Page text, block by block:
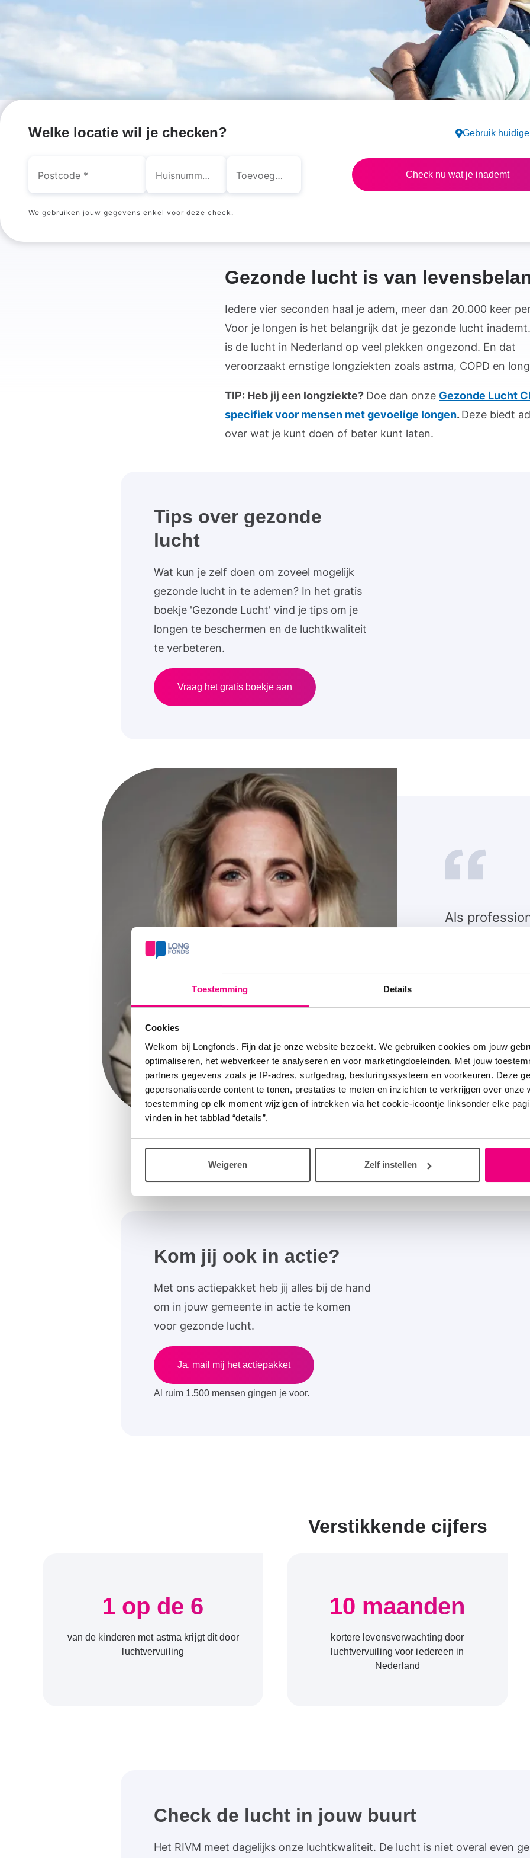
Toestemming Details
Cookies
Welkom bij Longfonds. Fijn dat je onze website bezoekt. We gebruiken cookies om jouw
optimaliseren, het webverkeer te analyseren en voor marketingdoeleinden. Met jouw
partners gegevens zoals je IP-adres, surfgedrag, besturingssysteem en voorkeuren. Deze
gepersonaliseerde content te tonen, prestaties te meten en inzichten te verkrijgen over onze
toestemming op elk moment wijzigen of intrekken via het cookie-icoontje linksonder elke
vinden in het tabblad “details”.
Weigeren Zelf instellen
Hoe
gezond
is de
lucht
bij
jou?
Welke locatie wil je checken?
Postcode Huisnummer Toevoeging Check nu wat je inademt
We gebruiken jouw gegevens enkel voor deze check.
Gebruik
Gezonde lucht is van
Iedere vier seconden haal je adem, meer dan 20.000 keer
Voor je longen is het belangrijk dat je gezonde lucht
is de lucht in Nederland op veel plekken ongezond. En dat
veroorzaakt ernstige longziekten zoals astma, COPD en
TIP: Heb jij een longziekte? Doe dan onze Gezonde Lucht
specifiek voor mensen met gevoelige longen. Deze biedt
over wat je kunt doen of beter kunt laten.
Tips over gezonde
lucht
Wat kun je zelf doen om zoveel mogelijk
gezonde lucht in te ademen? In het gratis
boekje 'Gezonde Lucht' vind je tips om je
longen te beschermen en de luchtkwaliteit
te verbeteren.
Vraag het gratis boekje aan
Als
belangrijk.
Alexandra
ambassadeur van
Sanchez Olid)
Kom jij ook in actie?
Met ons actiepakket heb jij alles bij de hand
om in jouw gemeente in actie te komen
voor gezonde lucht.
Ja, mail mij het actiepakket
Al ruim 1.500 mensen gingen je voor.
Verstikkende cijfers
1 op de 6
van de kinderen met astma krijgt dit door
luchtvervuiling
10 maanden
kortere levensverwachting door
luchtvervuiling voor iedereen in
Nederland
Check de lucht in jouw buurt
Het RIVM meet dagelijks onze luchtkwaliteit. De lucht is niet overal even